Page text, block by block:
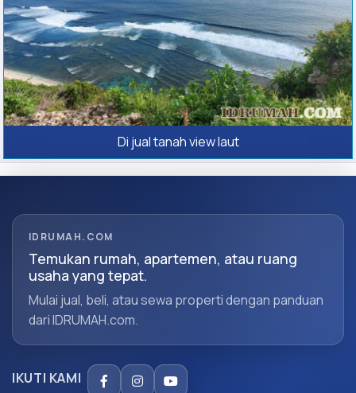
Di jual tanah view laut
IDRUMAH.COM
Temukan rumah, apartemen, atau ruang
usaha yang tepat.
Mulai jual, beli, atau sewa properti dengan panduan
dari IDRUMAH.com.
IKUTI KAMI